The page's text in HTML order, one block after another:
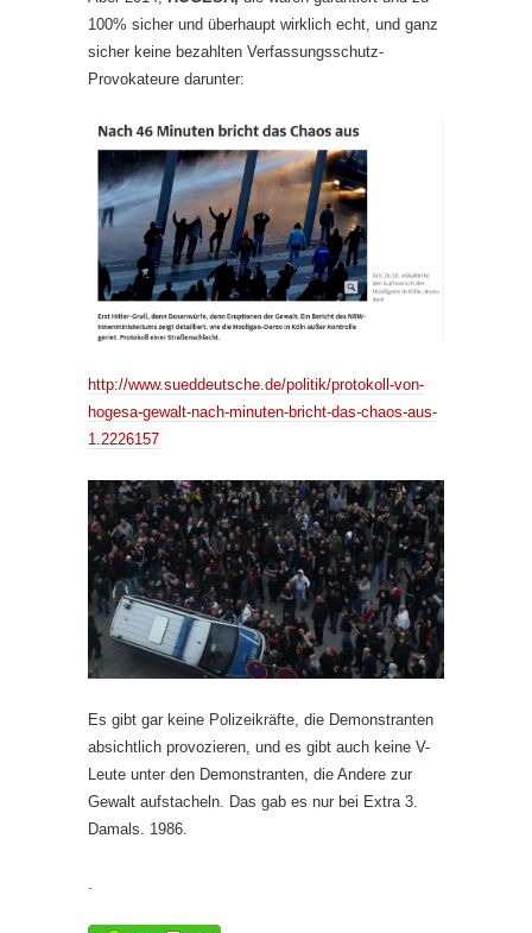
100% sicher und überhaupt wirklich echt, und ganz
sicher keine bezahlten Verfassungsschutz-
Provokateure darunter:
http://www.sueddeutsche.de/politik/protokoll-von-
hogesa-gewalt-nach-minuten-bricht-das-chaos-aus-
1.2226157
Es gibt gar keine Polizeikräfte, die Demonstranten
absichtlich provozieren, und es gibt auch keine V-
Leute unter den Demonstranten, die Andere zur
Gewalt aufstacheln. Das gab es nur bei Extra 3.
Damals. 1986.
.